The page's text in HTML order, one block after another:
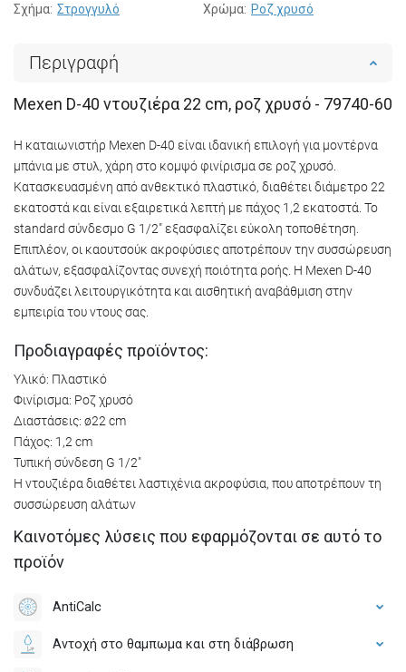
Σχήμα: Στρογγυλό Χρώμα: Ροζ χρυσό
Περιγραφή
Mexen D-40 ντουζιέρα 22 cm, ροζ χρυσό - 79740-60
Η καταιωνιστήρ Mexen D-40 είναι ιδανική επιλογή για μοντέρνα
μπάνια με στυλ, χάρη στο κομψό φινίρισμα σε ροζ χρυσό.
Κατασκευασμένη από ανθεκτικό πλαστικό, διαθέτει διάμετρο 22
εκατοστά και είναι εξαιρετικά λεπτή με πάχος 1,2 εκατοστά. Το
standard σύνδεσμο G 1/2" εξασφαλίζει εύκολη τοποθέτηση.
Επιπλέον, οι καουτσούκ ακροφύσιες αποτρέπουν την συσσώρευση
αλάτων, εξασφαλίζοντας συνεχή ποιότητα ροής. Η Mexen D-40
συνδυάζει λειτουργικότητα και αισθητική αναβάθμιση στην
εμπειρία του ντους σας.
Προδιαγραφές προϊόντος:
Υλικό: Πλαστικό
Φινίρισμα: Ροζ χρυσό
Διαστάσεις: ø22 cm
Πάχος: 1,2 cm
Τυπική σύνδεση G 1/2"
Η ντουζιέρα διαθέτει λαστιχένια ακροφύσια, που αποτρέπουν τη
συσσώρευση αλάτων
Καινοτόμες λύσεις που εφαρμόζονται σε αυτό το
προϊόν
AntiCalc
Αντοχή στο θαμπωμα και στη διάβρωση